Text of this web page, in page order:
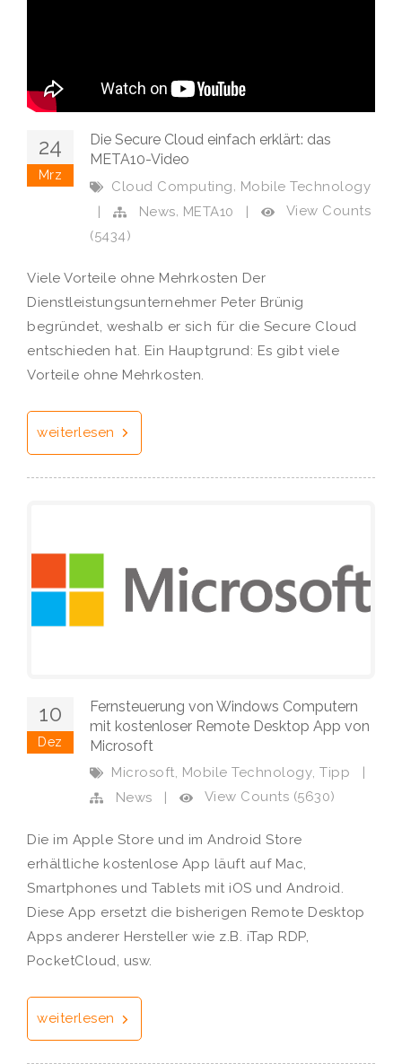
24
Mrz
Die Secure Cloud einfach erklärt: das
META10-Video
Cloud Computing, Mobile Technology
|
News, META10 |
View Counts
(5434)
Viele Vorteile ohne Mehrkosten Der
Dienstleistungsunternehmer Peter Brünig
begründet, weshalb er sich für die Secure Cloud
entschieden hat. Ein Hauptgrund: Es gibt viele
Vorteile ohne Mehrkosten.
weiterlesen
10
Dez
Fernsteuerung von Windows Computern
mit kostenloser Remote Desktop App von
Microsoft
Microsoft, Mobile Technology, Tipp
News
| View Counts (5630)
Die im Apple Store und im Android Store
erhältliche kostenlose App läuft auf Mac,
Smartphones und Tablets mit iOS und Android.
Diese App ersetzt die bisherigen Remote Desktop
Apps anderer Hersteller wie z.B. iTap RDP,
PocketCloud, usw.
weiterlesen